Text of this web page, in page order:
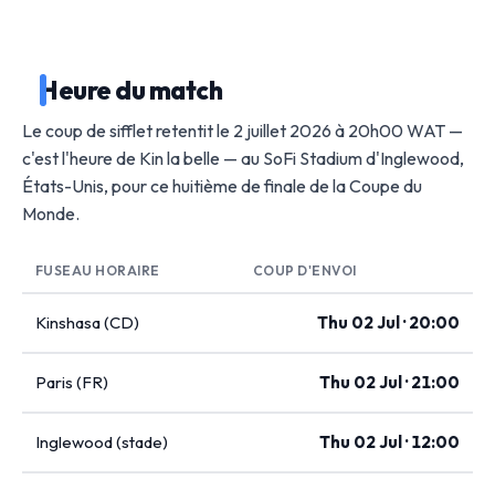
Heure du match
Le coup de sifflet retentit le 2 juillet 2026 à 20h00 WAT —
c'est l'heure de Kin la belle — au SoFi Stadium d'Inglewood,
États-Unis, pour ce huitième de finale de la Coupe du
Monde.
FUSEAU HORAIRE COUP D'ENVOI
Kinshasa (CD) Thu 02 Jul · 20:00
Paris (FR) Thu 02 Jul · 21:00
Inglewood (stade) Thu 02 Jul · 12:00